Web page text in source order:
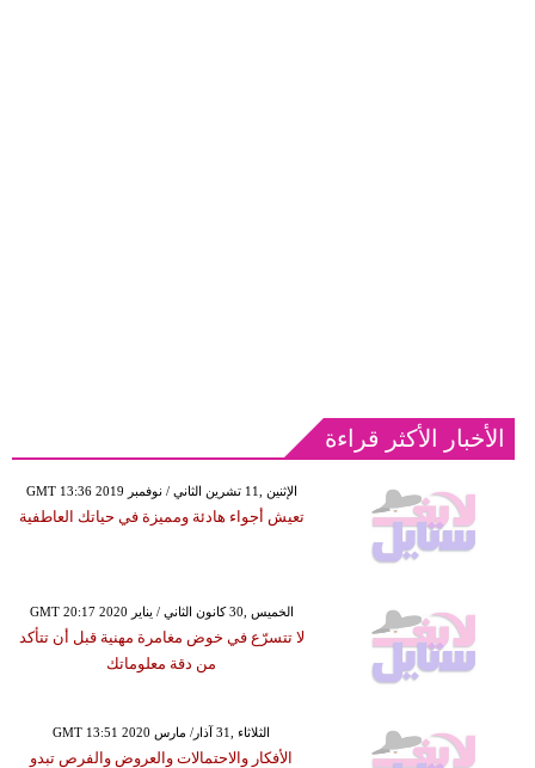
الأخبار الأكثر قراءة
GMT 13:36 2019 الإثنين ,11 تشرين الثاني / نوفمبر
تعيش أجواء هادئة ومميزة في حياتك العاطفية
GMT 20:17 2020 الخميس ,30 كانون الثاني / يناير
لا تتسرّع في خوض مغامرة مهنية قبل أن تتأكد
من دقة معلوماتك
GMT 13:51 2020 الثلاثاء ,31 آذار/ مارس
الأفكار والاحتمالات والعروض والفرص تبدو